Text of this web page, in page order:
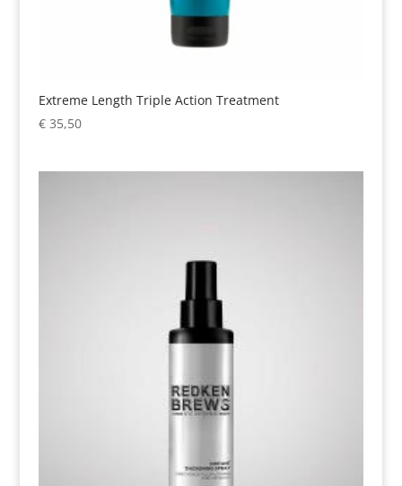
Extreme Length Triple Action Treatment
€35,50